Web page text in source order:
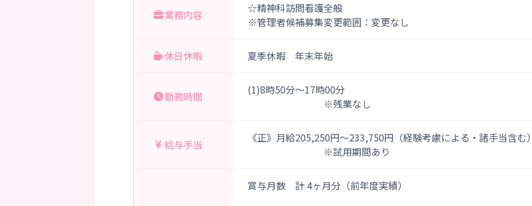
業務内容
☆精神科訪問看護全般
※管理者候補募集変更範囲：変更なし
休日休暇 夏季休暇 年末年始
勤務時間
(1)8時50分～17時00分
※残業なし
給与手当
《正》月給205,250円～233,750円（経験考慮による・諸手当含む
※試用期間あり
賞与月数 計 4ヶ月分（前年度実績）